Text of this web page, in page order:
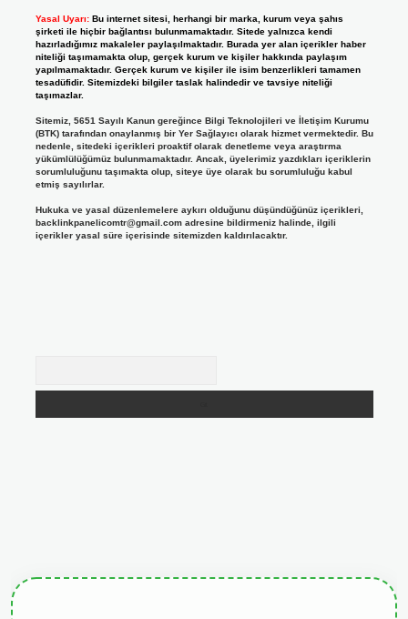
Yasal Uyarı: Bu internet sitesi, herhangi bir marka, kurum veya şahıs
şirketi ile hiçbir bağlantısı bulunmamaktadır. Sitede yalnızca kendi
hazırladığımız makaleler paylaşılmaktadır. Burada yer alan içerikler haber
niteliği taşımamakta olup, gerçek kurum ve kişiler hakkında paylaşım
yapılmamaktadır. Gerçek kurum ve kişiler ile isim benzerlikleri tamamen
tesadüfidir. Sitemizdeki bilgiler taslak halindedir ve tavsiye niteliği
taşımazlar.
Sitemiz, 5651 Sayılı Kanun gereğince Bilgi Teknolojileri ve İletişim Kurumu
(BTK) tarafından onaylanmış bir Yer Sağlayıcı olarak hizmet vermektedir. Bu
nedenle, sitedeki içerikleri proaktif olarak denetleme veya araştırma
yükümlülüğümüz bulunmamaktadır. Ancak, üyelerimiz yazdıkları içeriklerin
sorumluluğunu taşımakta olup, siteye üye olarak bu sorumluluğu kabul
etmiş sayılırlar.
Hukuka ve yasal düzenlemelere aykırı olduğunu düşündüğünüz içerikleri,
backlinkpanelicomtr@gmail.comadresine bildirmeniz halinde, ilgili
içerikler yasal süre içerisinde sitemizden kaldırılacaktır.